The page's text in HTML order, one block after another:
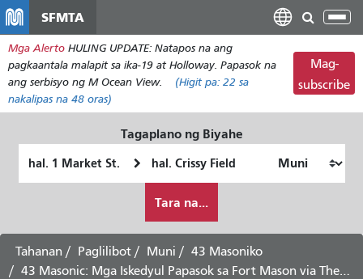
pangunahing
nilalaman
SFMTA
I-
ang
Mga Alerto HULING UPDATE: Natapos na ang
pagkaantala malapit sa ika-19 at Holloway. Papasok na
ang serbisyo ng M Ocean View.
(Higit pa: 22 sa
nakalipas na 48 oras)
Mag-
subscribe
Tagaplano ng Biyahe
ko
gustong
maglakbay
Tara na...
Tahanan Paglilibot Muni
43 Masoniko
43 Masonic: Mga Iskedyul Papasok sa Fort Mason via The Presidio - Agosto 4, 2026